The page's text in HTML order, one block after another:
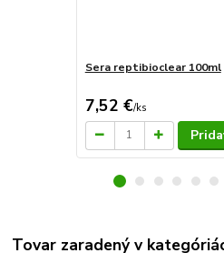
Sera reptibioclear 100ml
7,52 €/ks
Tovar zaradený v